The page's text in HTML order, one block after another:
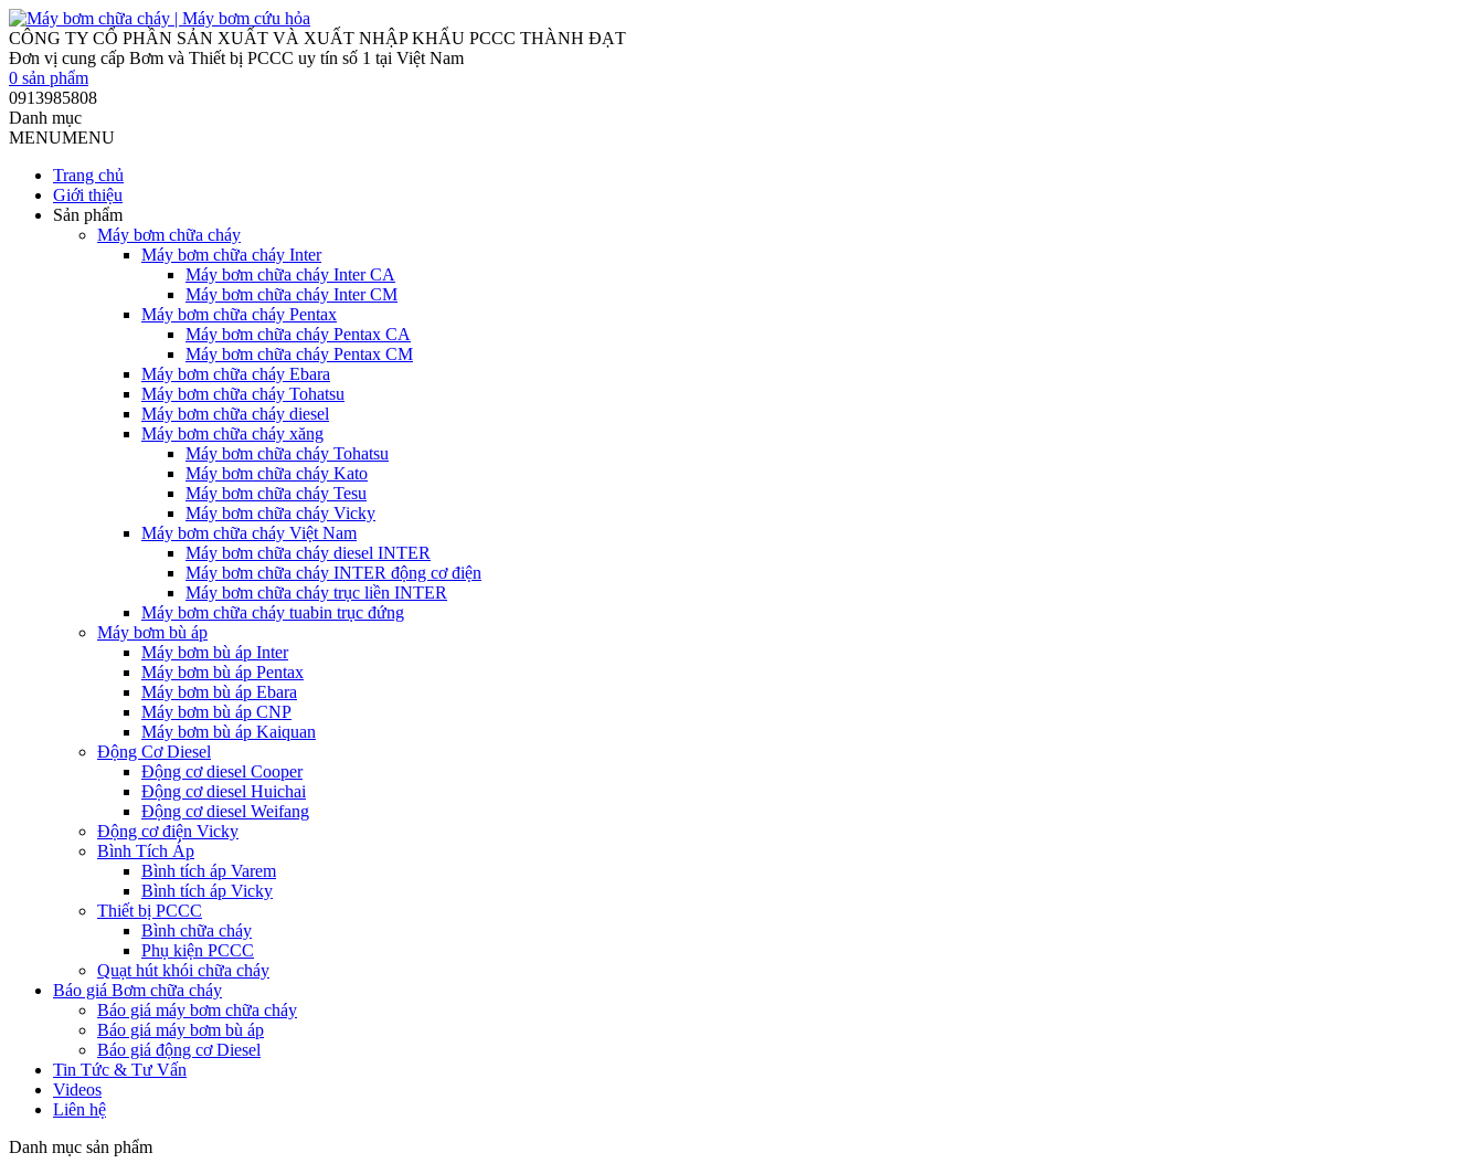
CÔNG TY CỔ PHẦN SẢN XUẤT VÀ XUẤT NHẬP KHẨU PCCC THÀNH ĐẠT
Đơn vị cung cấp Bơm và Thiết bị PCCC uy tín số 1 tại Việt Nam
0 sản phẩm
0913985808
Danh mục
MENUMENU
Trang chủ
Giới thiệu
Sản phẩm
Máy bơm chữa cháy
Máy bơm chữa cháy Inter
Máy bơm chữa cháy Inter CA
Máy bơm chữa cháy Inter CM
Máy bơm chữa cháy Pentax
Máy bơm chữa cháy Pentax CA
Máy bơm chữa cháy Pentax CM
Máy bơm chữa cháy Ebara
Máy bơm chữa cháy Tohatsu
Máy bơm chữa cháy diesel
Máy bơm chữa cháy xăng
Máy bơm chữa cháy Tohatsu
Máy bơm chữa cháy Kato
Máy bơm chữa cháy Tesu
Máy bơm chữa cháy Vicky
Máy bơm chữa cháy Việt Nam
Máy bơm chữa cháy diesel INTER
Máy bơm chữa cháy INTER động cơ điện
Máy bơm chữa cháy trục liền INTER
Máy bơm chữa cháy tuabin trục đứng
Máy bơm bù áp
Máy bơm bù áp Inter
Máy bơm bù áp Pentax
Máy bơm bù áp Ebara
Máy bơm bù áp CNP
Máy bơm bù áp Kaiquan
Động Cơ Diesel
Động cơ diesel Cooper
Động cơ diesel Huichai
Động cơ diesel Weifang
Động cơ điện Vicky
Bình Tích Áp
Bình tích áp Varem
Bình tích áp Vicky
Thiết bị PCCC
Bình chữa cháy
Phụ kiện PCCC
Quạt hút khói chữa cháy
Báo giá Bơm chữa cháy
Báo giá máy bơm chữa cháy
Báo giá máy bơm bù áp
Báo giá động cơ Diesel
Tin Tức & Tư Vấn
Videos
Liên hệ
Danh mục sản phẩm